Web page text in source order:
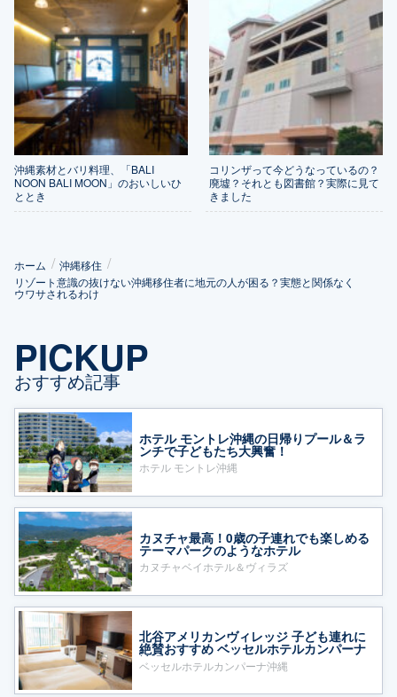
沖縄素材とバリ料理、「BALI
NOON BALI MOON」のおいしいひ
ととき
コリンザって今どうなっているの？
廃墟？それとも図書館？実際に見て
きました
ホーム
沖縄移住
リゾート意識の抜けない沖縄移住者に地元の人が困る？実態と関係なく
ウワサされるわけ
PICKUP
おすすめ記事
ホテル モントレ沖縄の日帰りプール＆ラ
ンチで子どもたち大興奮！
ホテル モントレ沖縄
カヌチャ最高！0歳の子連れでも楽しめる
テーマパークのようなホテル
カヌチャベイホテル＆ヴィラズ
北谷アメリカンヴィレッジ 子ども連れに
絶賛おすすめ ベッセルホテルカンパーナ
沖縄
ベッセルホテルカンパーナ沖縄